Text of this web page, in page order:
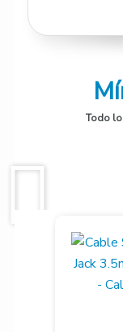
Todo lo